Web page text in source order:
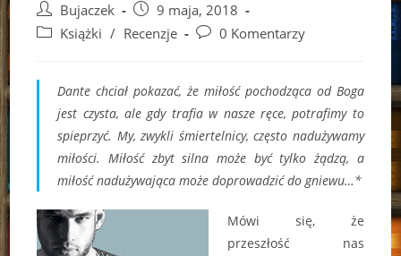
Post
author:
Bujaczek
Post
published:
9 maja, 2018
PostKsiążki / Recenzje
Post0 Komentarzy
Dante chciał pokazać, że miłość pochodząca od Boga
jest czysta, ale gdy trafia w nasze ręce, potrafimy to
spieprzyć. My, zwykli śmiertelnicy, często nadużywamy
miłości. Miłość zbyt silna może być tylko żądzą, a
miłość nadużywająca może doprowadzić do gniewu…*
Mówi się, że
przeszłość nas